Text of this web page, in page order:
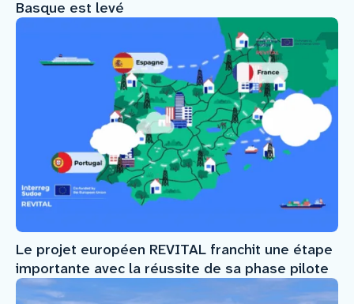
Basque est levé
Le projet européen REVITAL franchit une étape
importante avec la réussite de sa phase pilote